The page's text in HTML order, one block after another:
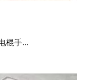
棍手...